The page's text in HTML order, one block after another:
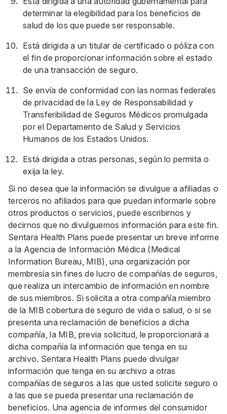
determinar la elegibilidad para los beneficios de
salud de los que puede ser responsable.
Está dirigida a un titular de certificado o póliza con
el fin de proporcionar información sobre el estado
de una transacción de seguro.
Se envía de conformidad con las normas federales
de privacidad de la Ley de Responsabilidad y
Transferibilidad de Seguros Médicos promulgada
por el Departamento de Salud y Servicios
Humanos de los Estados Unidos.
Está dirigida a otras personas, según lo permita o
exija la ley.
Si no desea que la información se divulgue a afiliadas o
terceros no afiliados para que puedan informarle sobre
otros productos o servicios, puede escribirnos y
decirnos que no divulguemos información para este fin.
Sentara Health Plans puede presentar un breve informe
a la Agencia de Información Médica (Medical
Information Bureau, MIB), una organización por
membresía sin fines de lucro de compañías de seguros,
que realiza un intercambio de información en nombre
de sus miembros. Si solicita a otra compañía miembro
de la MIB cobertura de seguro de vida o salud, o si se
presenta una reclamación de beneficios a dicha
compañía, la MIB, previa solicitud, le proporcionará a
dicha compañía la información que tenga en su
archivo. Sentara Health Plans puede divulgar
información que tenga en su archivo a otras
compañías de seguros a las que usted solicite seguro o
a las que se pueda presentar una reclamación de
beneficios. Una agencia de informes del consumidor